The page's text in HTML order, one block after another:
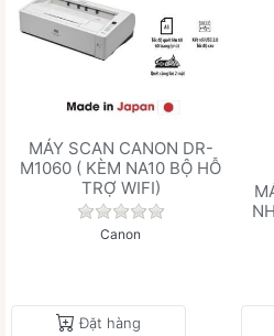
MÁY SCAN CANON DR-
M1060 ( KÈM NA10 BỘ HỖ
TRỢ WIFI)
Chưa có đánh giá
Canon
Đặt hàng